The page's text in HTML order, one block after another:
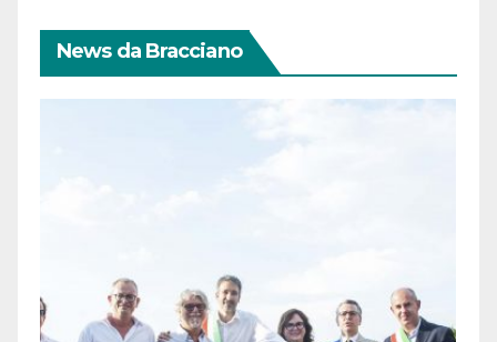
News da Bracciano